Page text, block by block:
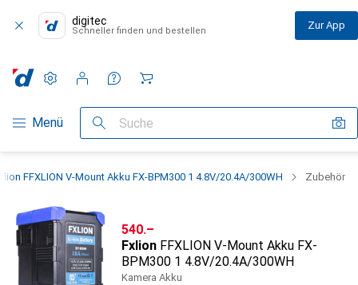
digitec
Schneller finden und bestellen Zur App
Navigation nach Kategorien
Menü Suche
Einstellungen
Kundenkonto
Vergleichslisten
Merklisten
Warenkorb
FFXLION V-Mount Akku FX-BPM300 1 4.8V/20.4A/300WH Zubehör
CHF
540.–
Fxlion FFXLION V-Mount Akku FX-
BPM300 1 4.8V/20.4A/300WH
Kamera Akku